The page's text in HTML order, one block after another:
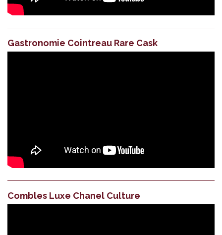
Gastronomie Cointreau Rare Cask
Combles Luxe Chanel Culture